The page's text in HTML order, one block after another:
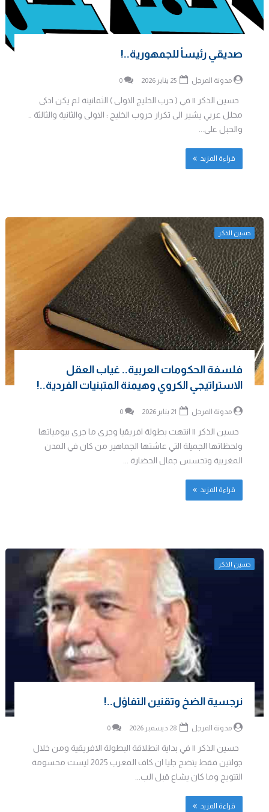
صديقي رئيسأ للجمهورية..!
مدونة المرجل 0
حسين الذكر || في ( حرب الخليج الاولى ) الثمانينة لم يكن اذكى
محلل عربي يشير الى تكرار حروب الخليج : الاولى والثانية والثالثة ..
والحبل على...
قراءة المزيد
حسين الذكر
فلسفة الحكومات العربية.. غياب العقل
الاستراتيجي الكروي وهيمنة المتبنيات الفردية..!
مدونة المرجل 0
حسين الذكر || انتهت بطولة افريقيا وجرى ما جرى بيومياتها
ولحظاتها الجميلة التي عاشتها الجماهير من كان في المدن
المغربية وتحسس جمال الحضارة ...
قراءة المزيد
حسين الذكر
نرجسية الضخ وتقنين التفاؤل..!
مدونة المرجل 0
حسين الذكر || في بداية انطلاقة البطولة الافريقية ومن خلال
جولتين فقط يتضح جليا ان كاف المغرب 2025 ليست محسومة
التتويج وما كان يشاع قبل الب...
قراءة المزيد